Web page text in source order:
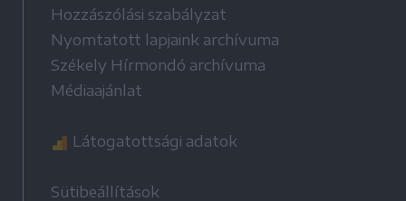
Hozzászólási szabályzat
Nyomtatott lapjaink archívuma
Székely Hírmondó archívuma
Médiaajánlat
Látogatottsági adatok
Sütibeállítások